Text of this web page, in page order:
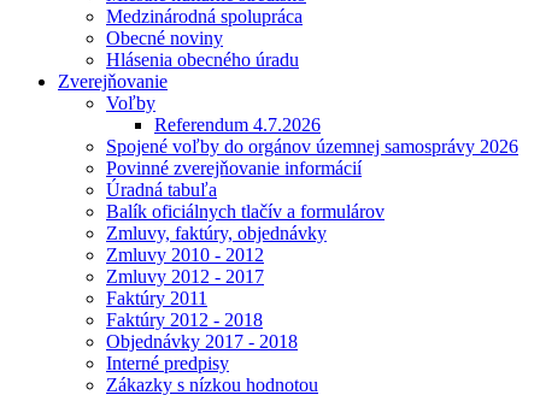
Medzinárodná spolupráca
Obecné noviny
Hlásenia obecného úradu
Zverejňovanie
Voľby
Referendum 4.7.2026
Spojené voľby do orgánov územnej samosprávy 2026
Povinné zverejňovanie informácií
Úradná tabuľa
Balík oficiálnych tlačív a formulárov
Zmluvy, faktúry, objednávky
Zmluvy 2010 - 2012
Zmluvy 2012 - 2017
Faktúry 2011
Faktúry 2012 - 2018
Objednávky 2017 - 2018
Interné predpisy
Zákazky s nízkou hodnotou